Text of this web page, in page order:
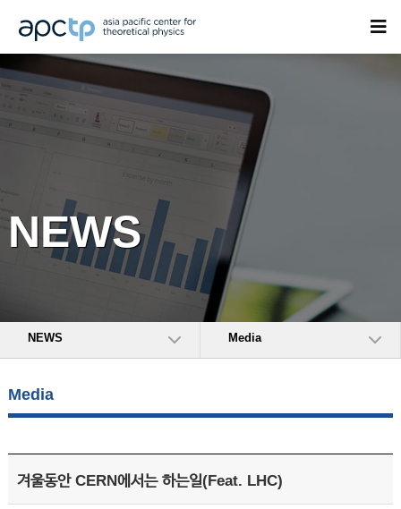
NEWS
NEWS Media
Media
겨울동안 CERN에서는 하는일(Feat. LHC)